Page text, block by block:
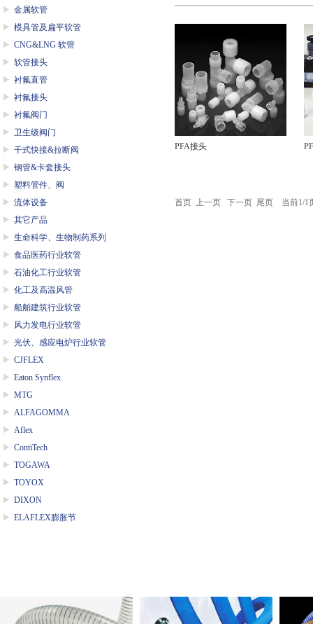
金属软管
模具管及扁平软管
CNG&LNG 软管
软管接头
衬氟直管
衬氟接头
衬氟阀门
卫生级阀门
干式快接&拉断阀
钢管&卡套接头
塑料管件、阀
流体设备
其它产品
生命科学、生物制药系列
食品医药行业软管
石油化工行业软管
化工及高温风管
船舶建筑行业软管
风力发电行业软管
光伏、感应电炉行业软管
CJFLEX
Eaton Synflex
MTG
ALFAGOMMA
Aflex
ContiTech
TOGAWA
TOYOX
DIXON
ELAFLEX膨胀节
PFA接头
首页 上一页 下一页 尾页 当前1/1